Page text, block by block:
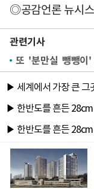
◎공감언론 뉴시스
관련기사